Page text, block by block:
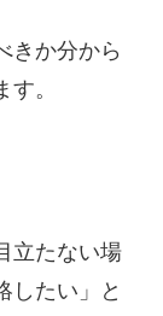
きか分から
。
立たない場
したい」と